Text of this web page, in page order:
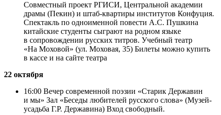
Совместный проект РГИСИ, Центральной академии
драмы (Пекин) и штаб-квартиры институтов Конфуция.
Спектакль по одноименной повести А.С. Пушкина
китайские студенты сыграют на родном языке
в сопровождении русских титров. Учебный театр
«На Моховой» (ул. Моховая, 35) Билеты можно купить
в кассе и на сайте театра
22 октября
16:00 Вечер современной поэзии «Старик Державин
и мы» Зал «Беседы любителей русского слова» (Музей-
усадьба Г.Р. Державина) Вход свободный.